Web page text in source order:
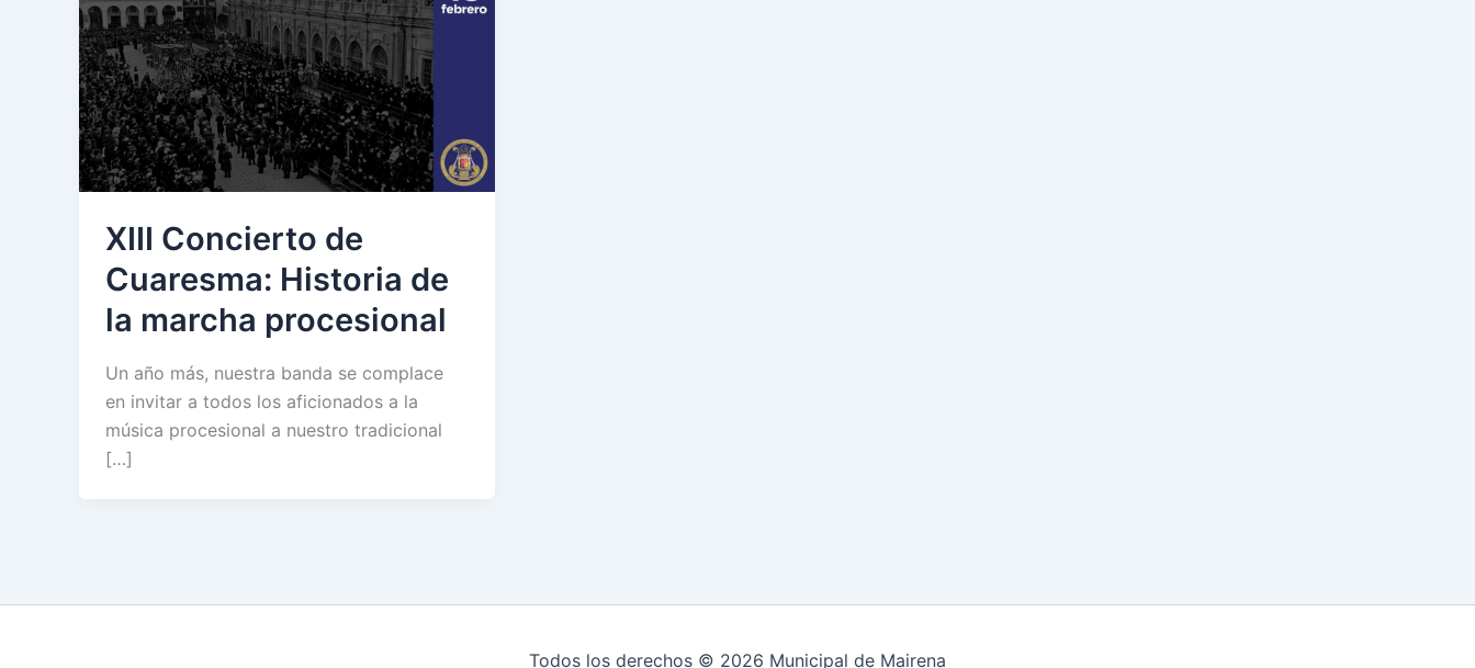
XIII Concierto de
Cuaresma: Historia de
la marcha procesional
Un año más, nuestra banda se complace
en invitar a todos los aficionados a la
música procesional a nuestro tradicional
[…]
Todos los derechos © 2026 Municipal de Mairena